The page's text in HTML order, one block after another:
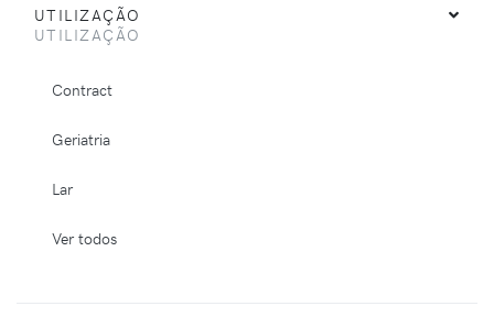
UTILIZAÇÃO
UTILIZAÇÃO
Contract
Geriatria
Lar
Ver todos